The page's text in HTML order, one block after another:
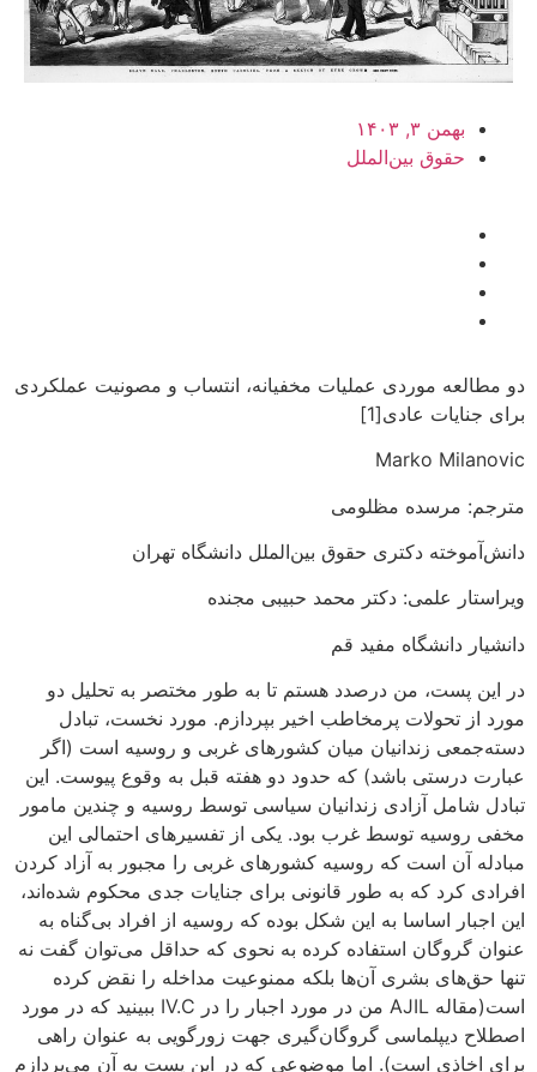
بهمن ۳, ۱۴۰۳
حقوق بین‌الملل
دو مطالعه موردی عملیات مخفیانه، انتساب و مصونیت عملکردی
برای جنایات عادی[1]
Marko Milanovic
مترجم: مرسده مظلومی
دانش‌آموخته دکتری حقوق بین‌الملل دانشگاه تهران
ویراستار علمی: دکتر محمد حبیبی مجنده
دانشیار دانشگاه مفید قم
در این پست، من درصدد هستم تا به طور مختصر به تحلیل دو
مورد از تحولات پرمخاطب اخیر بپردازم. مورد نخست، تبادل
دسته‌جمعی زندانیان میان کشورهای غربی و روسیه است (اگر
عبارت درستی باشد) که حدود دو هفته قبل به وقوع پیوست. این
تبادل شامل آزادی زندانیان سیاسی توسط روسیه و چندین مامور
مخفی روسیه توسط غرب بود. یکی از تفسیرهای احتمالی این
مبادله آن است که روسیه کشورهای غربی را مجبور به آزاد کردن
افرادی کرد که به طور قانونی برای جنایات جدی محکوم شده‌اند،
این اجبار اساسا به این شکل بوده که روسیه از افراد بی‌گناه به
عنوان گروگان استفاده کرده به نحوی که حداقل می‌توان گفت نه
تنها حق‌های بشری آن‌ها بلکه ممنوعیت مداخله را نقض کرده
است(مقاله AJIL من در مورد اجبار را در IV.C ببینید که در مورد
اصطلاح دیپلماسی گروگان‌گیری جهت زورگویی به عنوان راهی
برای اخاذی است). اما موضوعی که در این پست به آن می‌پردازم